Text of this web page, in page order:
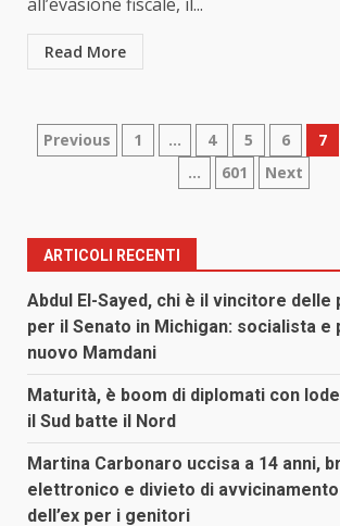
Read More
Paginazione
articoli
Previous 1 … 4 5 6 7
…
601 Next
ARTICOLI RECENTI
Abdul El-Sayed, chi è il vincitore delle
per il Senato in Michigan: socialista e
nuovo Mamdani
Maturità, è boom di diplomati con
il Sud batte il Nord
Martina Carbonaro uccisa a 14 anni,
elettronico e divieto di
dell’ex per i genitori